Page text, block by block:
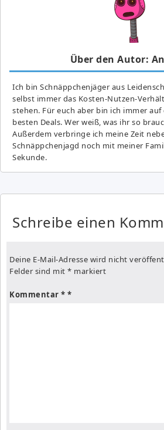
Über den Autor:
Ich bin Schnäppchenjäger aus
selbst immer das Kosten-Nutzen-
stehen. Für euch aber bin ich immer auf
besten Deals. Wer weiß, was ihr so
Außerdem verbringe ich meine Zeit
Schnäppchenjagd noch mit meiner
Sekunde.
Schreibe einen
Deine E-Mail-Adresse wird nicht
Felder sind mit * markiert
Kommentar *